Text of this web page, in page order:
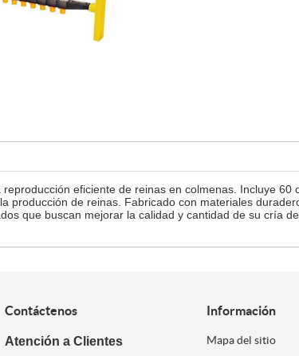
eficiente de reinas en colmenas. Incluye
producción de reinas. Fabricado con materiales
que buscan mejorar la calidad y cantidad de su cría
Contáctenos
Atención a Clientes
Información
Mapa del sitio